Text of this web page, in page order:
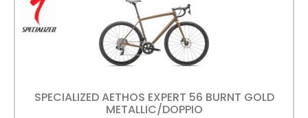
SPECIALIZED AETHOS EXPERT 56 BURNT GOLD
METALLIC/DOPPIO